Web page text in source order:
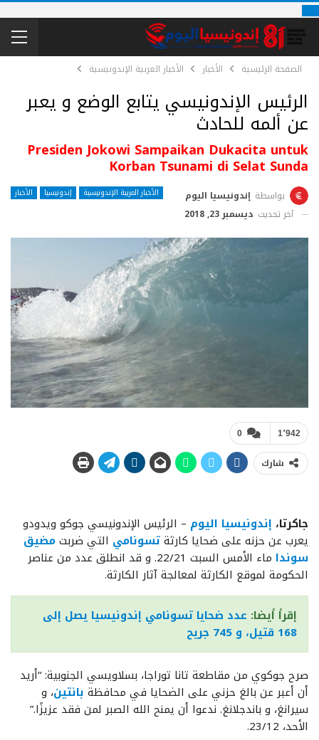
الصفحة الرئيسية الأخبار الأخبار العربية الإندونيسية
الرئيس الإندونيسي يتابع الوضع و يعبر
عن ألمه للحادث
Presiden Jokowi Sampaikan Dukacita untuk
Korban Tsunami di Selat Sunda
الأخبار العربية الإندونيسية إندونيسيا الأخبار بواسطة إندونيسيا اليوم
آخر تحديث ديسمبر 23, 2018
0 1٬942
شارك
جاكرتا، إندونيسيا اليوم – الرئيس الإندونيسي جوكو ويدودو
يعرب عن حزنه على ضحايا كارثةتسونامي التي ضربتمضيق
سوندا
ماء الأمس السبت 22/21. و قد انطلق عدد من عناصر
الحكومة لموقع الكارثة لمعالجة آثار الكارثة.
إقرأ أيضا: عدد ضحايا تسونامي إندونيسيا يصل إلى
168 قتيل، و 745 جريح
صرح جوكوي من مقاطعة تانا توراجا، بسلاويسي الجنوبية: “أريد
أن أعبر عن بالغ حزني على الضحايا في محافظة بانتين، و
سيرانغ، و باندجلانغ. ندعوا أن يمنح الله الصبر لمن فقد عزيزًا.”
الأحد، 23/12.